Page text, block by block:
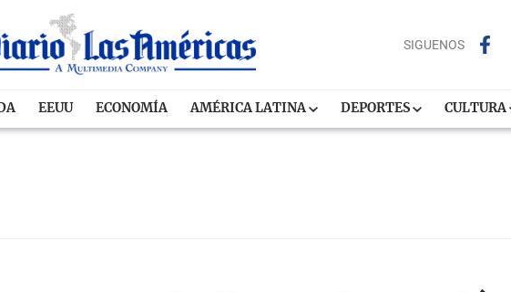
SIGUENOS
EEUU ECONOMÍA AMÉRICA LATINA DEPORTES CULTURA